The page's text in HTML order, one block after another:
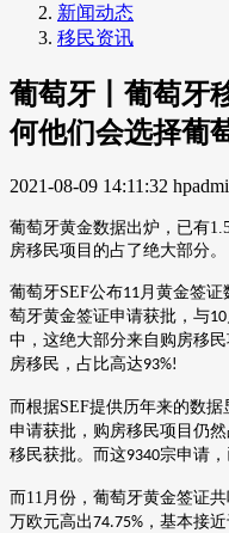
新闻动态
移民资讯
葡萄牙丨葡萄牙
何他们会选择葡
2021-08-09 14:11:32
葡萄牙黄金数据出炉，已有
房移民项目的占了绝大部分。
葡萄牙SEF公布11 月黄金签证
萄牙黄金签证申请获批，与10
中，这绝大部分来自购房移民
房移民，占比高达93%!
而根据SEF提供历年来的数据
申请获批，购房移民项目仍
移民获批。而这9340宗申请
而 11 月份，葡萄牙黄金签证
万欧元高出74.75% ，基本接